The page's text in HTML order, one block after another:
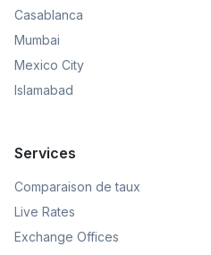
Casablanca
Mumbai
Mexico City
Islamabad
Services
Comparaison de taux
Live Rates
Exchange Offices